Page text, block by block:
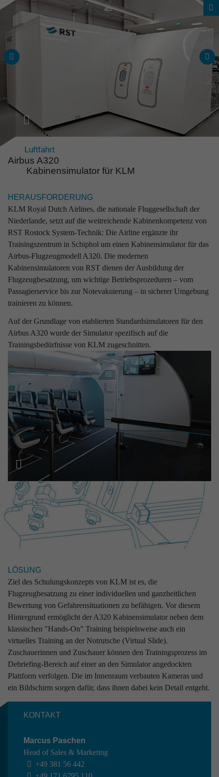
Luftfahrt
Airbus A320
Kabinen­si­mu­lator für KLM
HERAUSFORDERUNG
KLM Royal Dutch Airlines, die nationale Fluggesellschaft der
Niederlande, setzt auf die weitreichende Kabinenkompetenz von
RST Rostock System-Technik: Die Airline ergänzte ihr
Trainingszentrum in Schiphol um einen Kabinensimulator für das
Airbus-Flugzeugmodell A320. Die modernen
Kabinensimulatoren von RST dienen der Ausbildung der
Flugzeugbesatzung, um wichtige Betriebsprozeduren – vom
Passagierservice bis zur Notevakuierung – in sicherer Umgebung
trainieren zu können.
Auf der Grundlage von etablierten Standardsimulatoren für den
Airbus A320 wurde der Simulator spezifisch auf die
Trainingsbedürfnisse von KLM zugeschnitten.
LÖSUNG
Ziel des Schulungskonzepts von KLM ist es, die
Flugzeugbesatzung zu einer individuellen und ganzheitlichen
Bewertung von Gefahrensituationen zu befähigen. Vor diesem
Hintergrund ermöglicht der A320 Kabinensimulator neben dem
klassischen "Hands-On" Training beispielsweise auch ein
virtuelles Training an der Notrutsche (Virtual Slide).
Zuschauerinnen und Zuschauer können den Trainingsprozess im
Debriefing-Bereich auf einer an den Simulator angedockten
Plattform verfolgen. Die im Innenraum verbauten Kameras und
ein Bildschirm sorgen dafür, dass ihnen dabei kein Detail entgeht.
KONTAKT
Marcus Paschen
Head of Sales & Marketing
+49 381 56 442
Gesamtes Projektspektrum
Zuver­läs­sige Lösungen
aus erfah­rener Hand
RST Rostock System-Technik ist Ihr
Entwicklungspartner mit umfassender Erfahrung in
Branchen, die sich durch einen hohen Anspruch an
Technik, Qualität und Sicherheit auszeichnen.
Ob beim Design fliegender Systeme, bei der Fertigung von
Bodenequipment für sensible Raumfahrtprodukte, bei der
Programmierung verteidigungsrelevanter Software oder bei der
Entwicklung spezieller Fertigungsanlagen: Unser Denken und
unsere Prozesse orientieren sich an maximalen Standards – und
werden zugleich jeder individuellen Herausforderung gerecht.
Wir verfügen nicht nur über interdisziplinäres Know-How in allen
Kernbereichen des Engineering, sondern profitieren darüber
hinaus auch von einem ganzheitlichen End-to-End-Verständnis
des Entwicklungszyklus komplexer Systeme und Produkte. Unser
Weitblick über Kompetenzbereiche, Prozessschritte und
Industriegrenzen hinaus bildet das Fundament unserer Arbeit.
Von der einfachen Engineering-Teilleistung bis hin zur
fertiggestellten Komplettlösung: Wir von RST garantieren
unseren Kunden exzellente Lösungen bei absoluter
Zuverlässigkeit.
KONTAKT
Marcus Paschen
+49 171 6795 110
marcus.paschen@rst-rostock.de
Projekte 